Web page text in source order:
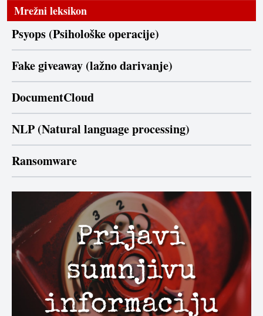
Mrežni leksikon
Psyops (Psihološke operacije)
Fake giveaway (lažno darivanje)
DocumentCloud
NLP (Natural language processing)
Ransomware